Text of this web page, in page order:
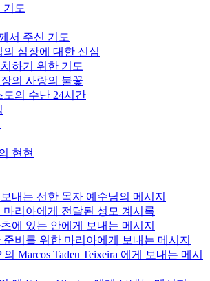
기도
서 주신 기도
심장에 대한 신심
하기 위한 기도
의 사랑의 불꽃
의 수난 24시간
현현
내는 선한 목자 예수님의 메시지
리아에게 전달된 성모 계시록
에 있는 안에게 보내는 메시지
비를 위한 마리아에게 보내는 메시지
Marcos Tadeu Teixeira 에게 보내는 메시